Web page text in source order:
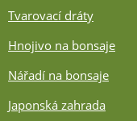
Tvarovací dráty
Hnojivo na bonsaje
Nářadí na bonsaje
Japonská zahrada